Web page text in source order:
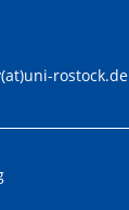
rostock.de